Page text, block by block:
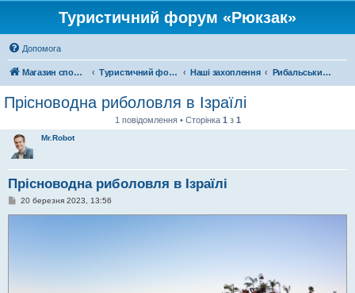
Туристичний форум «Рюкзак»
Допомога
Магазин спорядження Туристичний форум «Рюкзак» Наші захоплення Рибальський форум
Прісноводна риболовля в Ізраїлі
1 повідомлення • Сторінка 1 з 1
Mr.Robot
Прісноводна риболовля в Ізраїлі
П20 березня 2023, 13:56